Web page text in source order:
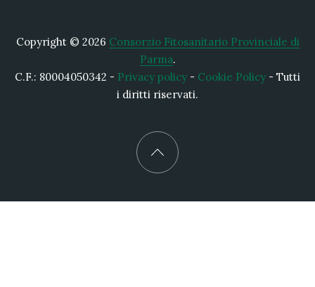
Copyright © 2026 Consorzio Fitosanitario Provinciale di
Parma.
C.F.: 80004050342 - Privacy policy - Cookie Policy - Tutti
i diritti riservati.
Back to Top